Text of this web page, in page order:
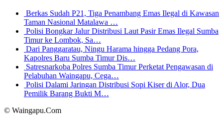
Berkas Sudah P21, Tiga Penambang Emas Ilegal di Kawasan
Taman Nasional Matalawa …
Polisi Bongkar Jalur Distribusi Laut Pasir Emas Ilegal Sumba
Timur ke Lombok, Sa…
Dari Panggaratau, Ningu Harama hingga Pedang Pora,
Kapolres Baru Sumba Timur Dis…
Satresnarkoba Polres Sumba Timur Perketat Pengawasan di
Pelabuhan Waingapu, Cega…
Polisi Dalami Jaringan Distribusi Sopi Kiser di Alor, Dua
Pemilik Barang Bukti M…
© Waingapu.Com